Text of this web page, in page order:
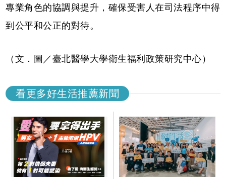
專業角色的協調與提升，確保受害人在司法程序中得
到公平和公正的對待。
（文．圖／臺北醫學大學衛生福利政策研究中心）
看更多好生活推薦新聞